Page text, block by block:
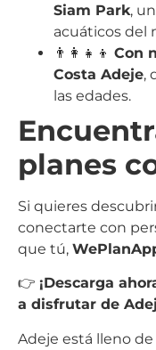
Siam Park,
acuáticos del
👨‍👩‍👧‍👦 Con
Costa Adeje,
las edades.
planes
Si quieres
conectarte con
que tú,
👉 ¡Descarga
a disfrutar de
Adeje está lleno